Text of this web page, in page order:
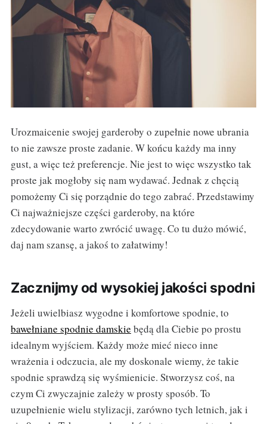
Urozmaicenie swojej garderoby o zupełnie nowe ubrania
to nie zawsze proste zadanie. W końcu każdy ma inny
gust, a więc też preferencje. Nie jest to więc wszystko tak
proste jak mogłoby się nam wydawać. Jednak z chęcią
pomożemy Ci się porządnie do tego zabrać. Przedstawimy
Ci najważniejsze części garderoby, na które
zdecydowanie warto zwrócić uwagę. Co tu dużo mówić,
daj nam szansę, a jakoś to załatwimy!
Zacznijmy od wysokiej jakości spodni
Jeżeli uwielbiasz wygodne i komfortowe spodnie, to
bawełniane spodnie damskie będą dla Ciebie po prostu
idealnym wyjściem. Każdy może mieć nieco inne
wrażenia i odczucia, ale my doskonale wiemy, że takie
spodnie sprawdzą się wyśmienicie. Stworzysz coś, na
czym Ci zwyczajnie zależy w prosty sposób. To
uzupełnienie wielu stylizacji, zarówno tych letnich, jak i